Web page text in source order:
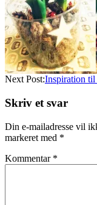
Next Post:Inspiration til
Skriv et svar
Din e-mailadresse vil
markeret med *
Kommentar *